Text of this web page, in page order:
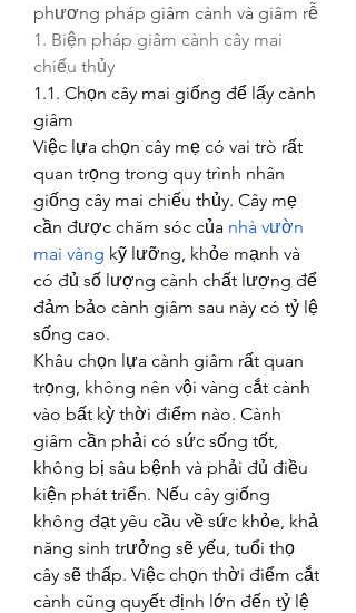
phương pháp giâm cành và giâm rễ
1. Biện pháp giâm cành cây mai
chiếu thủy
1.1. Chọn cây mai giống để lấy cành
giâm
Việc lựa chọn cây mẹ có vai trò rất
quan trọng trong quy trình nhân
giống cây mai chiếu thủy. Cây mẹ
cần được chăm sóc của nhà vườn
mai vàng kỹ lưỡng, khỏe mạnh và
có đủ số lượng cành chất lượng để
đảm bảo cành giâm sau này có tỷ lệ
sống cao.
Khâu chọn lựa cành giâm rất quan
trọng, không nên vội vàng cắt cành
vào bất kỳ thời điểm nào. Cành
giâm cần phải có sức sống tốt,
không bị sâu bệnh và phải đủ điều
kiện phát triển. Nếu cây giống
không đạt yêu cầu về sức khỏe, khả
năng sinh trưởng sẽ yếu, tuổi thọ
cây sẽ thấp. Việc chọn thời điểm cắt
cành cũng quyết định lớn đến tỷ lệ